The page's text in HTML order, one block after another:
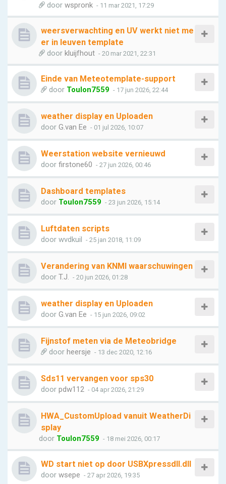
door wspronk - 11 mar 2021, 17:29
weersverwachting en UV werkt niet me
er in leuven template
door kluijfhout - 20 mar 2021, 22:31
Einde van Meteotemplate-support
door Toulon7559 - 17 jun 2026, 22:44
weather display en Uploaden
door G.van Ee - 01 jul 2026, 10:07
Weerstation website vernieuwd
door firstone60 - 27 jun 2026, 00:46
Dashboard templates
door Toulon7559 - 23 jun 2026, 15:14
Luftdaten scripts
door wvdkuil - 25 jan 2018, 11:09
Verandering van KNMI waarschuwingen
door T.J. - 20 jun 2026, 01:28
weather display en Uploaden
door G.van Ee - 15 jun 2026, 09:02
Fijnstof meten via de Meteobridge
door heersje - 13 dec 2020, 12:16
Sds11 vervangen voor sps30
door pdw112 - 04 apr 2026, 21:29
HWA_CustomUpload vanuit WeatherDi
splay
door Toulon7559 - 18 mei 2026, 00:17
WD start niet op door USBXpressdll.dll
door wsepe - 27 apr 2026, 19:35